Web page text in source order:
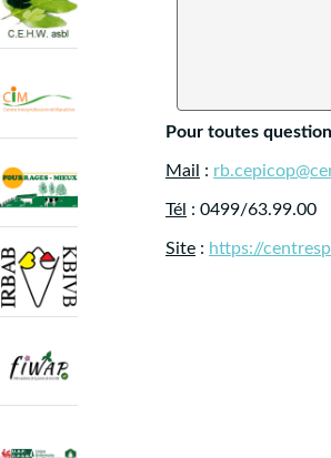
Pour toutes
Mail :
Tél : 0499/63.99.00
Site : https://